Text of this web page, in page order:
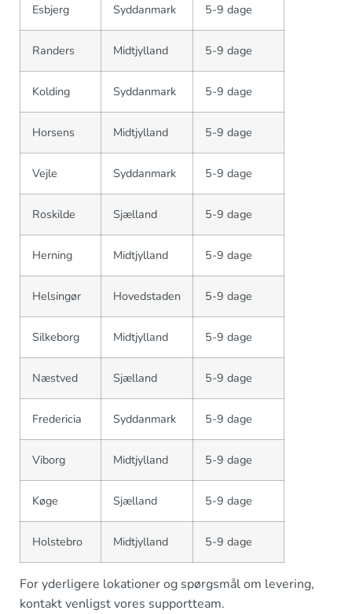
Esbjerg Syddanmark 5-9 dage
Randers Midtjylland 5-9 dage
Kolding Syddanmark 5-9 dage
Horsens Midtjylland 5-9 dage
Vejle Syddanmark 5-9 dage
Roskilde Sjælland 5-9 dage
Herning Midtjylland 5-9 dage
Helsingør Hovedstaden 5-9 dage
Silkeborg Midtjylland 5-9 dage
Næstved Sjælland 5-9 dage
Fredericia Syddanmark 5-9 dage
Viborg Midtjylland 5-9 dage
Køge Sjælland 5-9 dage
Holstebro Midtjylland 5-9 dage
For yderligere lokationer og spørgsmål om levering,
kontakt venligst vores supportteam.